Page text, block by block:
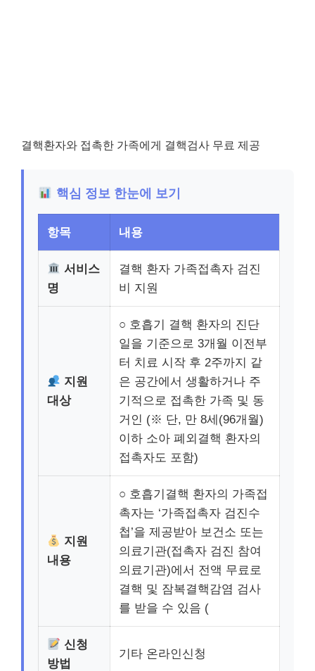
결핵환자와 접촉한 가족에게 결핵검사 무료 제공
핵심 정보 한눈에 보기
항목 내용
서비스
명
결핵 환자 가족접촉자 검진
비 지원
지원
대상
○ 호흡기 결핵 환자의 진단
일을 기준으로 3개월 이전부
터 치료 시작 후 2주까지 같
은 공간에서 생활하거나 주
기적으로 접촉한 가족 및 동
거인 (※ 단, 만 8세(96개월)
이하 소아 폐외결핵 환자의
접촉자도 포함)
지원
내용
○ 호흡기결핵 환자의 가족접
촉자는 ‘가족접촉자 검진수
첩’을 제공받아 보건소 또는
의료기관(접촉자 검진 참여
의료기관)에서 전액 무료로
결핵 및 잠복결핵감염 검사
를 받을 수 있음 (
신청
방법
기타 온라인신청